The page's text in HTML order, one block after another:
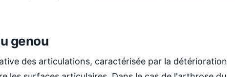
genou
des articulations, caractérisée par la détérioration